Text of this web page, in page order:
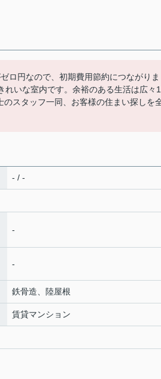
ロ円なので、初期費用節約につながりま
れいな室内です。余裕のある生活は広々
スタッフ一同、お客様の住まい探しを
- / -
-
-
鉄骨造、陸屋根
賃貸マンション